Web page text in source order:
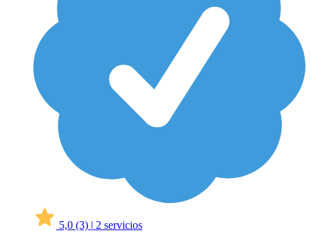
5,0 (3) | 2 servicios